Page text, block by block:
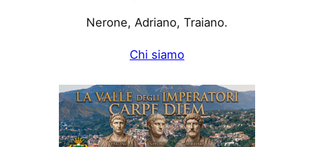
Nerone, Adriano, Traiano.
Chi siamo